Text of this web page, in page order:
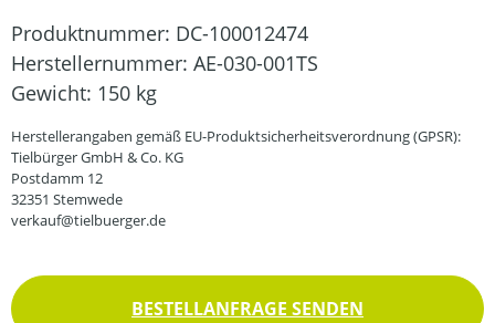
Produktnummer: DC-100012474
Herstellernummer: AE-030-001TS
Gewicht: 150 kg
Herstellerangaben gemäß EU-Produktsicherheitsverordnung (GPSR):
Tielbürger GmbH & Co. KG
Postdamm 12
32351 Stemwede
verkauf@tielbuerger.de
BESTELLANFRAGE SENDEN